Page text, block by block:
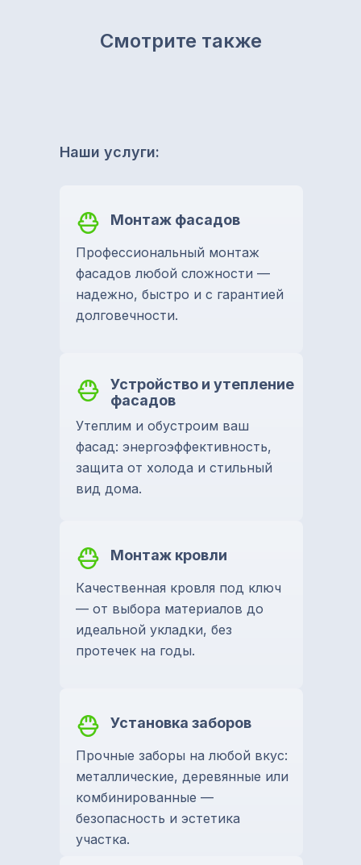
Смотрите также
Монтаж фасадов
Профессиональный монтаж
фасадов любой сложности —
надежно, быстро и с гарантией
долговечности.
Устройство и утепление
фасадов
Утеплим и обустроим ваш
фасад: энергоэффективность,
защита от холода и стильный
вид дома.
Монтаж кровли
Качественная кровля под ключ
— от выбора материалов до
идеальной укладки, без
протечек на годы.
Установка заборов
Прочные заборы на любой вкус:
металлические, деревянные или
комбинированные —
безопасность и эстетика
участка.
Наши услуги: